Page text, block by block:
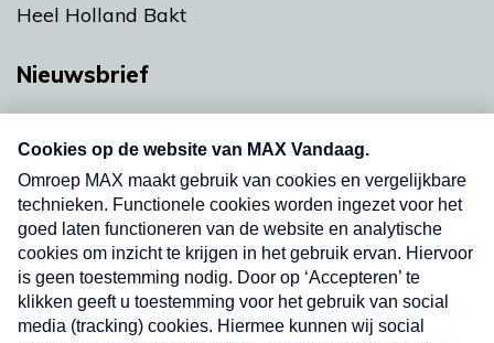
Heel Holland Bakt
Nieuwsbrief
nieuwsbrief. Elke vrijdag- en dinsdagochtend in
uw mailbox.
Verzend